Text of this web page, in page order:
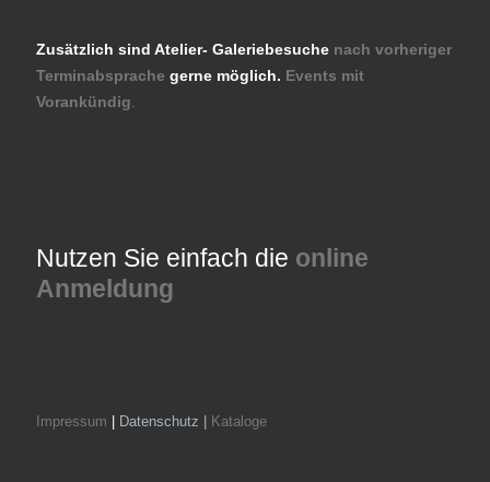
Zusätzlich sind Atelier- Galeriebesuche nach vorheriger
Terminabsprache gerne möglich. Events mit
Vorankündig
Nutzen Sie einfach die online
Anmeldung
Impressum Datenschutz | Kataloge